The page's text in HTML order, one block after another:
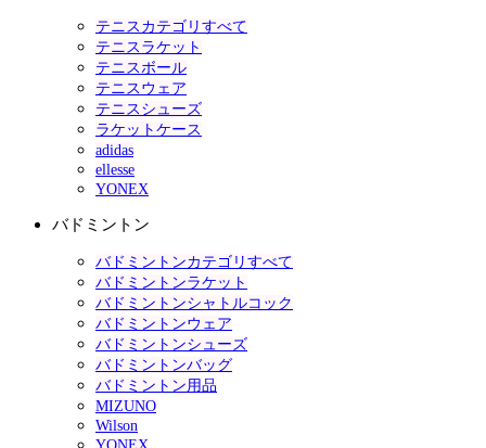
テニスカテゴリすべて
テニスラケット
テニスボール
テニスウェア
テニスシューズ
ラケットケース
adidas
ellesse
YONEX
バドミントン
バドミントンカテゴリすべて
バドミントンラケット
バドミントンシャトルコック
バドミントンウェア
バドミントンシューズ
バドミントンバッグ
バドミントン用品
MIZUNO
Wilson